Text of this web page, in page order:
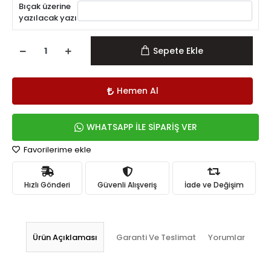
Bıçak üzerine
yazılacak yazı
Sepete Ekle
Hemen Al
WHATSAPP İLE SİPARİŞ VER
Favorilerime ekle
Hızlı Gönderi Güvenli Alışveriş İade ve Değişim
Ürün Açıklaması Garanti Ve Teslimat Yorumlar